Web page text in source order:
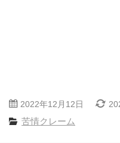
2022年12月12日
苦情クレーム